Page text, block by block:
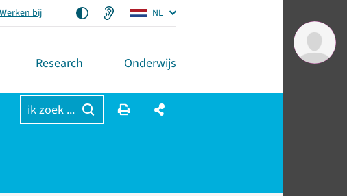
Werken bij NL
Research Onderwijs
ik zoek ...